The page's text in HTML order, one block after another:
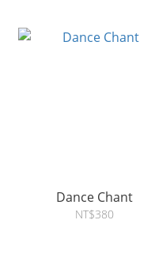
Dance Chant
NT$380